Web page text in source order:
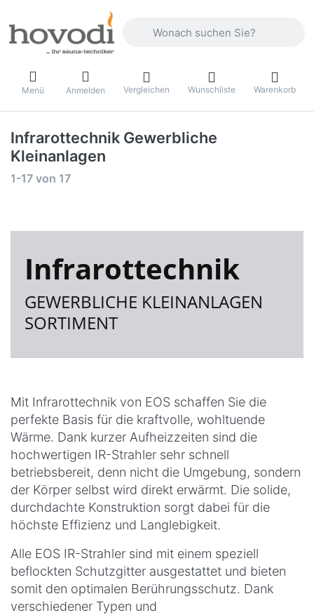
Menü Anmelden Vergleichen Wunschliste Warenkorb
Infrarottechnik Gewerbliche
Kleinanlagen
Suchergebnisse:
1-17 von 17
Infrarottechnik
GEWERBLICHE KLEINANLAGEN
SORTIMENT
Mit Infrarottechnik von EOS schaffen Sie die
perfekte Basis für die kraftvolle, wohltuende
Wärme. Dank kurzer Aufheizzeiten sind die
hochwertigen IR-Strahler sehr schnell
betriebsbereit, denn nicht die Umgebung, sondern
der Körper selbst wird direkt erwärmt. Die solide,
durchdachte Konstruktion sorgt dabei für die
höchste Effizienz und Langlebigkeit.
Alle EOS IR-Strahler sind mit einem speziell
beflockten Schutzgitter ausgestattet und bieten
somit den optimalen Berührungsschutz. Dank
verschiedener Typen und